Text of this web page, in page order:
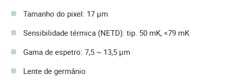
Tamanho do pixel: 17 µm
Sensibilidade térmica (NETD): tip. 50 mK, <79 mK
Gama de espetro: 7,5 ~ 13,5 µm
Lente de germânio